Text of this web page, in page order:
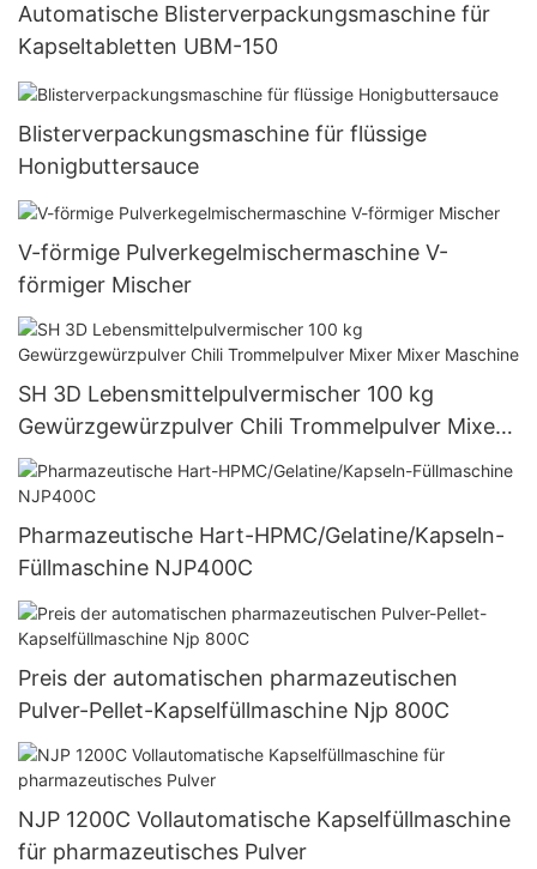
Automatische Blisterverpackungsmaschine für
Kapseltabletten UBM-150
Blisterverpackungsmaschine für flüssige
Honigbuttersauce
V-förmige Pulverkegelmischermaschine V-
förmiger Mischer
SH 3D Lebensmittelpulvermischer 100 kg
Gewürzgewürzpulver Chili Trommelpulver Mixer
Mixer Maschine
Pharmazeutische Hart-HPMC/Gelatine/Kapseln-
Füllmaschine NJP400C
Preis der automatischen pharmazeutischen
Pulver-Pellet-Kapselfüllmaschine Njp 800C
NJP 1200C Vollautomatische Kapselfüllmaschine
für pharmazeutisches Pulver